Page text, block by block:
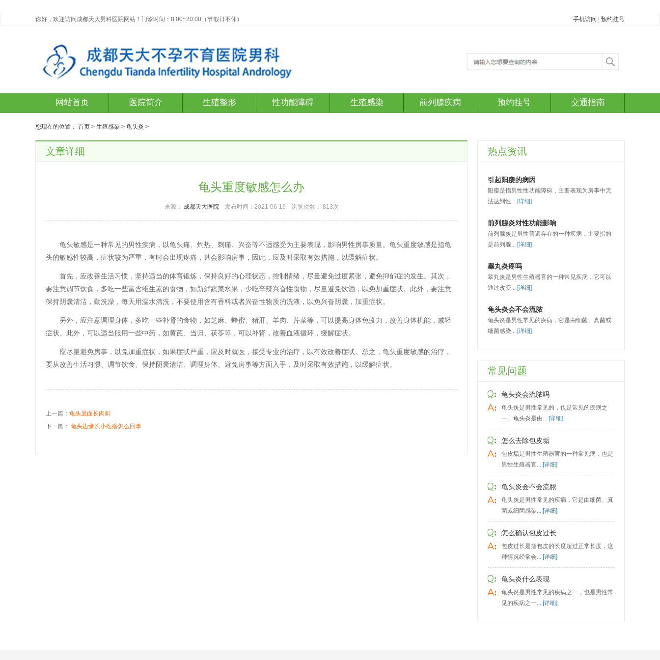
你好，欢迎访问成都天大男科医院网站！门诊时间：8:00~20:00（节假日不休） 手机访问 预约挂号
网站首页 医院简介 生殖整形 性功能障碍 生殖感染 前列腺疾病 预约挂号 交通指南
您现在的位置： 首页 > 生殖感染 > 龟头炎 >
文章详细
龟头重度敏感怎么办
来源： 成都天大医院发布时间：2021-06-16 浏览次数： 813次
龟头敏感是一种常见的男性疾病，以龟头痛、灼热、刺痛、兴奋等不适感受为主要表现，影响男性房事质量。龟头重度敏感是指龟
头的敏感性较高，症状较为严重，有时会出现疼痛，甚会影响房事，因此，应及时采取有效措施，以缓解症状。
首先，应改善生活习惯，坚持适当的体育锻炼，保持良好的心理状态，控制情绪，尽量避免过度紧张，避免抑郁症的发生。其次，
要注意调节饮食，多吃一些富含维生素的食物，如新鲜蔬菜水果，少吃辛辣兴奋性食物，尽量避免饮酒，以免加重症状。此外，要注意
保持阴囊清洁，勤洗澡，每天用温水清洗，不要使用含有香料或者兴奋性物质的洗液，以免兴奋阴囊，加重症状。
另外，应注意调理身体，多吃一些补肾的食物，如芝麻、蜂蜜、猪肝、羊肉、芹菜等，可以提高身体免疫力，改善身体机能，减轻
症状。此外，可以适当服用一些中药，如黄芪、当归、茯苓等，可以补肾，改善血液循环，缓解症状。
应尽量避免房事，以免加重症状，如果症状严重，应及时就医，接受专业的治疗，以有效改善症状。总之，龟头重度敏感的治疗，
要从改善生活习惯、调节饮食、保持阴囊清洁、调理身体、避免房事等方面入手，及时采取有效措施，以缓解症状。
上一篇： 龟头里面长肉刺
下一篇： 龟头边缘长小疙瘩怎么回事
热点资讯
引起阳痿的病因
阳痿是指男性性功能障碍，主要表现为房事中无
法达到性... [详细]
前列腺炎对性功能影响
前列腺炎是男性普遍存在的一种疾病，主要指的
是前列腺... [详细]
睾丸炎疼吗
睾丸炎是男性生殖器官的一种常见疾病，它可以
通过改变... [详细]
龟头炎会不会流脓
龟头炎是男性常见的疾病，它是由细菌、真菌或
细菌感染... [详细]
常见问题
龟头炎会流脓吗
龟头炎是男性常见的，也是常见的疾病之
一。龟头炎是由... [详细]
怎么去除包皮垢
包皮垢是男性生殖器官的一种常见病，也是
男性生殖器官... [详细]
龟头炎会不会流脓
龟头炎是男性常见的疾病，它是由细菌、真
菌或细菌感染... [详细]
怎么确认包皮过长
包皮过长是指包皮的长度超过正常长度，这
种情况经常会... [详细]
龟头炎什么表现
龟头炎是男性常见的疾病之一，也是男性常
见的疾病之一... [详细]